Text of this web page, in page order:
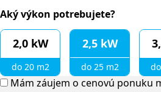
Aký výkon potrebujete?
2,0 kW
do 20 m2
2,5 kW
do 25 m2
Mám záujem o cenovú ponuku